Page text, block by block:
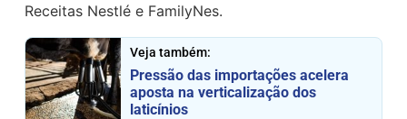
Receitas Nestlé e FamilyNes.
Veja também:
Pressão das importações acelera
aposta na verticalização dos
laticínios